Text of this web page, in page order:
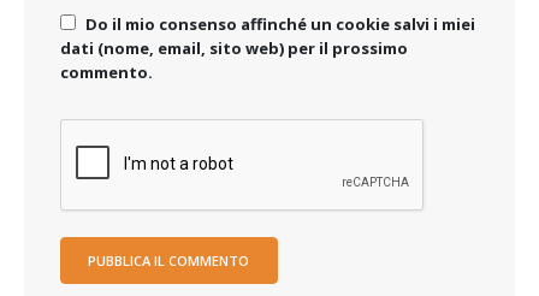
Do il mio consenso affinché un cookie salvi i miei
dati (nome, email, sito web) per il prossimo
commento.